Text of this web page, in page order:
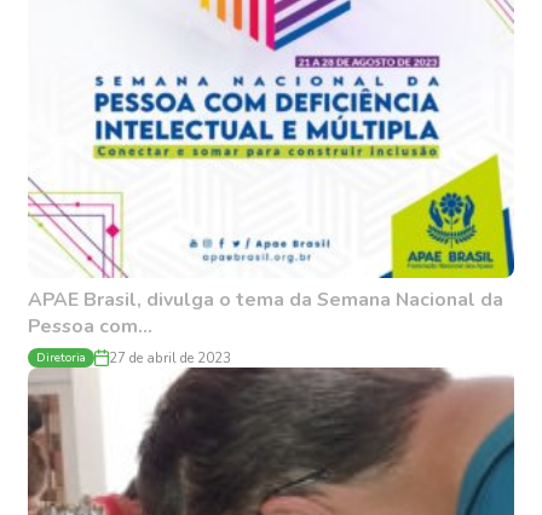
APAE Brasil, divulga o tema da Semana Nacional da
Pessoa com...
Diretoria 27 de abril de 2023